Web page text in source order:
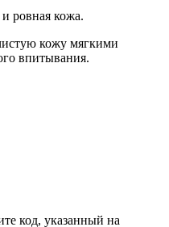
ровная кожа.
кожу мягкими
впитывания.
код, указанный на